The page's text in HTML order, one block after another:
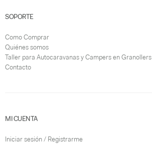
SOPORTE
Como Comprar
Quiénes somos
Taller para Autocaravanas y Campers en Granollers
Contacto
MI CUENTA
Iniciar sesión / Registrarme